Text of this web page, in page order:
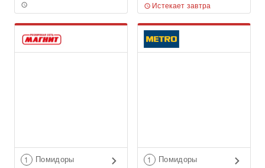
Истекает завтра
1 Помидоры 1 Помидоры